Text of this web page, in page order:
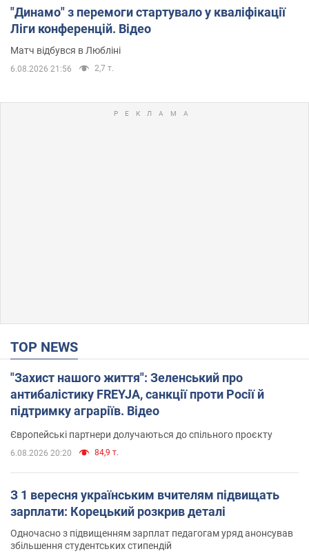
"Динамо" з перемоги стартувало у кваліфікації
Ліги конференцій. Відео
Матч відбувся в Любліні
6.08.2026 21:56 2,7 т.
TOP NEWS
"Захист нашого життя": Зеленський про
антибалістику FREYJA, санкції проти Росії й
підтримку аграріїв. Відео
Європейські партнери долучаються до спільного проєкту
6.08.2026 20:20 84,9 т.
З 1 вересня українським вчителям підвищать
зарплати: Корецький розкрив деталі
Одночасно з підвищенням зарплат педагогам уряд анонсував
збільшення студентських стипендій